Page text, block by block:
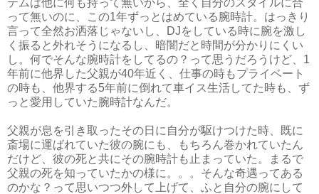
って無いのに、この1年ずっとはめている腕時計。はっきり
言って全然お洒落じゃないし、DJをしている時に腕を激し
く振ると外れそうになるし、暗闇だと時間が分かりにくい
し。何でそんな腕時計をしてるの？って思うだろうけど、1
年前に他界した父親が40年近く、仕事の時もプライベート
の時も、他界する5年前に倒れて車イス生活してた時も、ず
っと愛用していた腕時計なんだ。
父親が息を引き取ったその日に自分が駆けつけた時、既に
斎場に運ばれていた彼の腕にも、もちろん巻かれていたん
だけど、彼の死と共にその腕時計も止まっていた。まるで
父親の死を知っていたかの様に。。。そんな奇遇ってある
のかな？って思いつつ外して上げて、ふと自分の腕にして